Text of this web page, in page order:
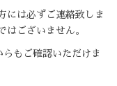
には必ずご連絡致しま
ございません。
らもご確認いただけま